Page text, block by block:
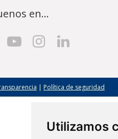
Utilizamos
en...
| Política de seguridad